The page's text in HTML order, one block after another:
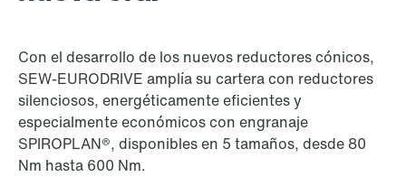
Con el desarrollo de los nuevos reductores cónicos,
SEW-EURODRIVE amplía su cartera con reductores
silenciosos, energéticamente eficientes y
especialmente económicos con engranaje
SPIROPLAN®, disponibles en 5 tamaños, desde 80
Nm hasta 600 Nm.